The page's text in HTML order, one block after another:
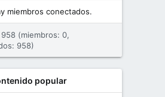
miembros conectados.
(miembros: 0,
958)
popular